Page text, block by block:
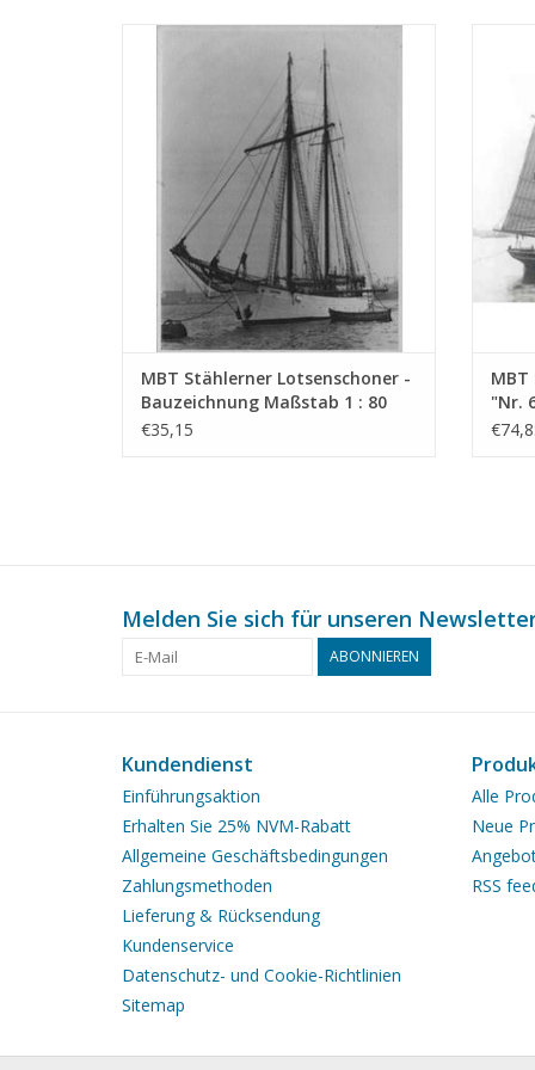
MBT Stählerner Lotsenschoner -
Bauzeichnung Maßstab 1 : 80 (10.04.003)
ZUM WARENKORB HINZUFÜGEN
MBT Stählerner Lotsenschoner -
Bauzeichnung Maßstab 1 : 80
(10.04.003)
€35,15
"Nr.
Melden Sie sich für unseren
ABONNIEREN
Kundendienst
Einführungsaktion
Erhalten Sie 25% NVM-Rabatt
Allgemeine Geschäftsbedingungen
Zahlungsmethoden
Lieferung & Rücksendung
Kundenservice
Datenschutz- und Cookie-Richtlinien
Sitemap
Alle
Neue
RSS